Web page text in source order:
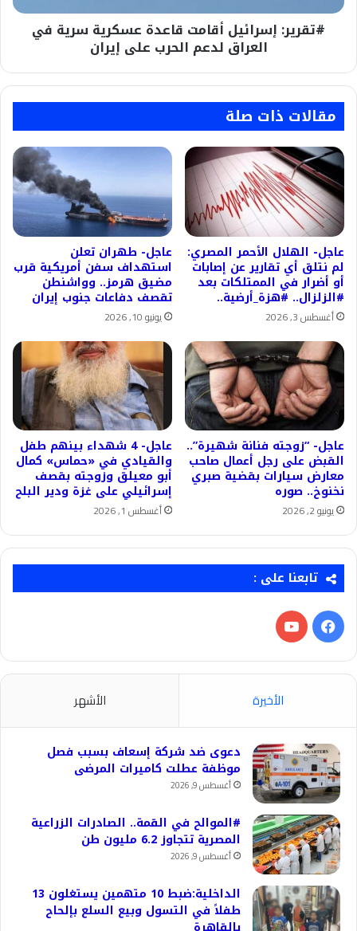
لدعم
الحرب#تقرير: إسرائيل أقامت قاعدة عسكرية سرية في
العراق لدعم الحرب على إيران
مقالات ذات صلة
عاجل- الهلال الأحمر المصري:
لم نتلق أي تقارير عن إصابات
أو أضرار في الممتلكات بعد
#الزلزال.. #هزة_أرضية..
أغسطس 3, 2026
عاجل- طهران تعلن
استهداف سفن أمريكية قرب
مضيق هرمز.. وواشنطن
تقصف دفاعات جنوب إيران
يونيو 10, 2026
عاجل- “زوجته فنانة شهيرة”..
القبض على رجل أعمال صاحب
معارض سيارات بقضية صبري
نخنوخ.. صوره
يونيو 2, 2026
عاجل- 4 شهداء بينهم طفل
والقيادي في «حماس» كمال
أبو معيلق وزوجته بقصف
إسرائيلي على غزة ودير البلح
أغسطس 1, 2026
تابعنا على :
فيسبوك‫YouTube
الأخيرة الأشهر
دعوى ضد شركة إسعاف بسبب فصل
موظفة عطلت كاميرات المرضى
أغسطس 9, 2026
#الموالح في القمة.. الصادرات الزراعية
المصرية تتجاوز 6.2 مليون طن
أغسطس 9, 2026
الداخلية:ضبط 10 متهمين يستغلون 13
طفلاً في التسول وبيع السلع بإلحاح